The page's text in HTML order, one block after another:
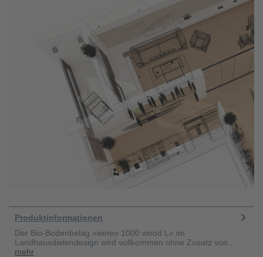
Produktinformationen
Der Bio-Bodenbelag »wineo 1000 wood L« im
Landhausdielendesign wird vollkommen ohne Zusatz von...
mehr